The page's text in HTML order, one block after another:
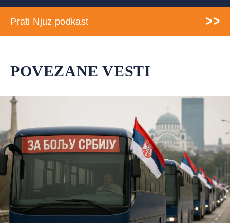
Prati Njuz podkast
POVEZANE VESTI